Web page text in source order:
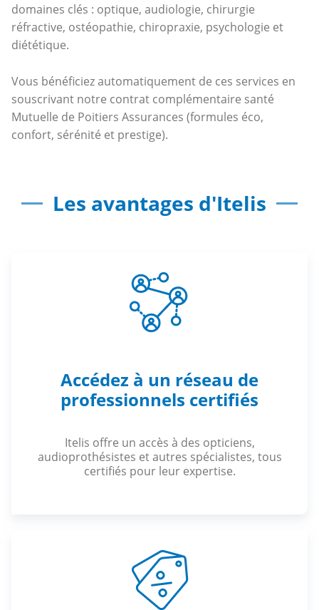
domaines clés : optique, audiologie, chirurgie
réfractive, ostéopathie, chiropraxie, psychologie et
diététique.
Vous bénéficiez automatiquement de ces services en
souscrivant notre contrat complémentaire santé
Mutuelle de Poitiers Assurances (formules éco,
confort, sérénité et prestige).
Les avantages d'Itelis
Accédez à un réseau de
professionnels certifiés
Itelis offre un accès à des opticiens,
audioprothésistes et autres spécialistes, tous
certifiés pour leur expertise.